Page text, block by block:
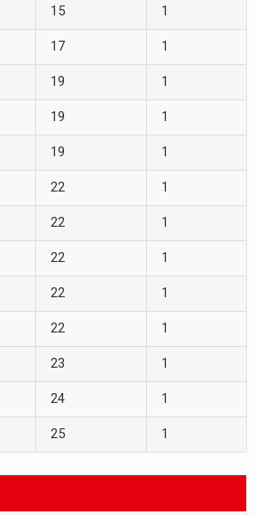
15 1
17 1
19 1
19 1
19 1
22 1
22 1
22 1
22 1
22 1
23 1
24 1
25 1